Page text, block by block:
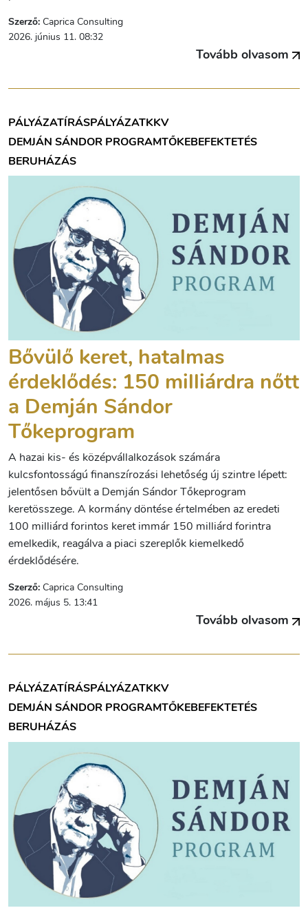
Szerző: Caprica Consulting
2026. június 11. 08:32
Tovább olvasom
PÁLYÁZATÍRÁSPÁLYÁZATKKV
DEMJÁN SÁNDOR PROGRAMTŐKEBEFEKTETÉS
BERUHÁZÁS
Bővülő keret, hatalmas
érdeklődés: 150 milliárdra nőtt
a Demján Sándor
Tőkeprogram
A hazai kis- és középvállalkozások számára
kulcsfontosságú finanszírozási lehetőség új szintre lépett:
jelentősen bővült a Demján Sándor Tőkeprogram
keretösszege. A kormány döntése értelmében az eredeti
100 milliárd forintos keret immár 150 milliárd forintra
emelkedik, reagálva a piaci szereplők kiemelkedő
érdeklődésére.
Szerző: Caprica Consulting
2026. május 5. 13:41
Tovább olvasom
PÁLYÁZATÍRÁSPÁLYÁZATKKV
DEMJÁN SÁNDOR PROGRAMTŐKEBEFEKTETÉS
BERUHÁZÁS